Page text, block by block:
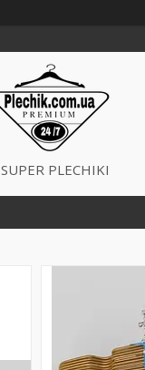
SUPER PLECHIKI